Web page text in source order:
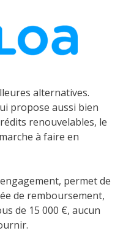
alternatives.
propose aussi bien
renouvelables, le
à faire en
permet de
de remboursement,
de 15 000 €, aucun